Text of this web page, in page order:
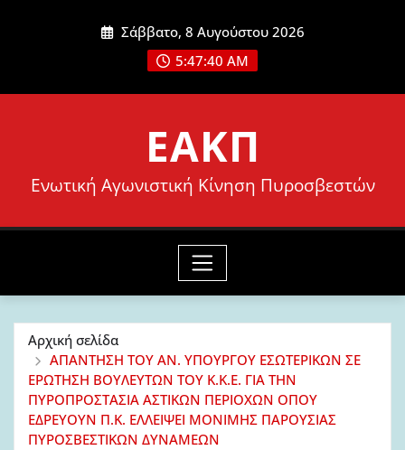
Σάββατο, 8 Αυγούστου 2026
5:47:42 AM
ΕΑΚΠ
Ενωτική Αγωνιστική Κίνηση Πυροσβεστών
Αρχική σελίδα
ΑΠΑΝΤΗΣΗ ΤΟΥ ΑΝ. ΥΠΟΥΡΓΟΥ ΕΣΩΤΕΡΙΚΩΝ ΣΕ
ΕΡΩΤΗΣΗ ΒΟΥΛΕΥΤΩΝ ΤΟΥ Κ.Κ.Ε. ΓΙΑ ΤΗΝ
ΠΥΡΟΠΡΟΣΤΑΣΙΑ ΑΣΤΙΚΩΝ ΠΕΡΙΟΧΩΝ ΟΠΟΥ
ΕΔΡΕΥΟΥΝ Π.Κ. ΕΛΛΕΙΨΕΙ ΜΟΝΙΜΗΣ ΠΑΡΟΥΣΙΑΣ
ΠΥΡΟΣΒΕΣΤΙΚΩΝ ΔΥΝΑΜΕΩΝ